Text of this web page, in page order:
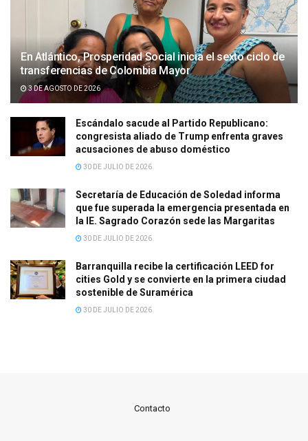
En Atlántico, Prosperidad Social inicia el sexto ciclo de
transferencias de Colombia Mayor
3 DE AGOSTO DE 2026
Escándalo sacude al Partido Republicano:
congresista aliado de Trump enfrenta graves
acusaciones de abuso doméstico
30 DE JULIO DE 2026
Secretaría de Educación de Soledad informa
que fue superada la emergencia presentada en
la IE. Sagrado Corazón sede las Margaritas
30 DE JULIO DE 2026
Barranquilla recibe la certificación LEED for
cities Gold y se convierte en la primera ciudad
sostenible de Suramérica
30 DE JULIO DE 2026
Contacto